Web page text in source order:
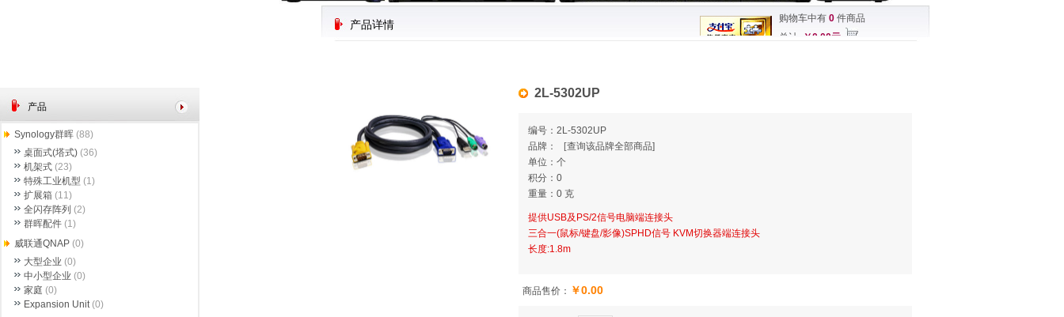
产品详情
购物车中有 0 件商品
总计
￥0.00元
2L-5302UP
编号：2L-5302UP
品牌：
[查询该品牌全部商品]
单位：个
积分：0
重量：0 克
提供USB及PS/2信号电脑端连接头
三合一(鼠标/键盘/影像)SPHD信号 KVM切换器端连接头
长度:1.8m
商品售价： ￥0.00
产品
Synology群晖 (88)
桌面式(塔式) (36)
机架式 (23)
特殊工业机型 (1)
扩展箱 (11)
全闪存阵列 (2)
群晖配件 (1)
威联通QNAP (0)
大型企业 (0)
中小型企业 (0)
家庭 (0)
Expansion Unit(0)